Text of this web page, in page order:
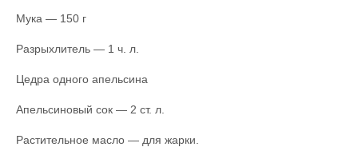
Мука — 150 г
Разрыхлитель — 1 ч. л.
Цедра одного апельсина
Апельсиновый сок — 2 ст. л.
Растительное масло — для жарки.